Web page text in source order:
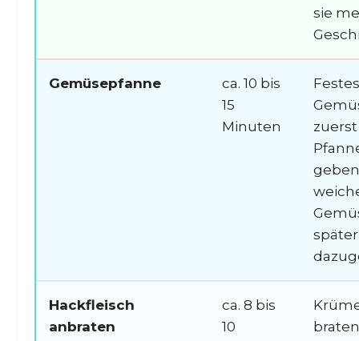
sie
Gemüsepfanne
ca. 10 bis
15
Minuten
Festes
später
Hackfleisch
anbraten
ca. 8 bis
10